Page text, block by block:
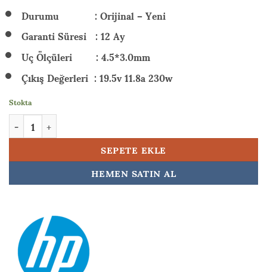
Durumu : Orijinal – Yeni
Garanti Süresi : 12 Ay
Uç Ölçüleri : 4.5*3.0mm
Çıkış Değerleri : 19.5v 11.8a 230w
Stokta
HP Victus Gaming 16-s0001nt (W7Z4L9EA04) 230w Orijinal
SEPETE EKLE
HEMEN SATIN AL